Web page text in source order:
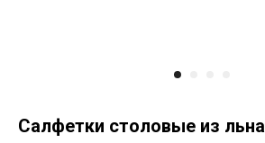
Салфетки столовые из льна